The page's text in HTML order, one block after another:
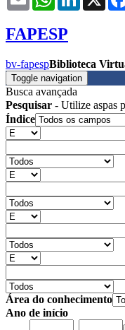
FAPESP
bv-fapespBiblioteca
Toggle navigation
Busca avançada
Pesquisar - Utilize aspas
Índice
Área do conhecimento
Ano de início